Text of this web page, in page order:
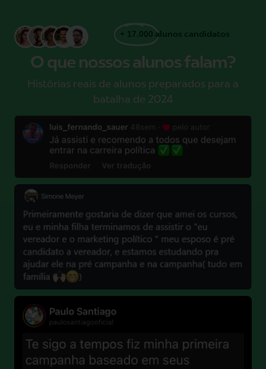
+ 17.000 alunos candidatos
O que nossos alunos falam?
Histórias reais de alunos preparados para a
batalha de 2024